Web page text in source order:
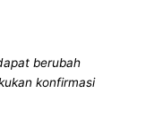
berubah
konfirmasi